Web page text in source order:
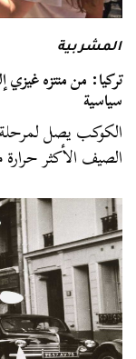
المشربية
تركيا: من منتزه
سياسية
الكوكب يصل لمرحلة
الصيف الأكثر